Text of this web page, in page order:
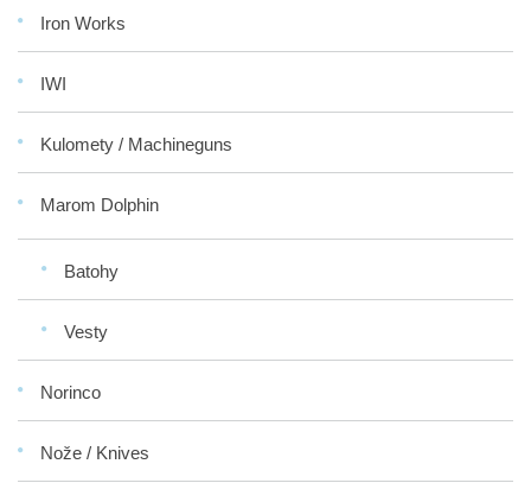
Iron Works
IWI
Kulomety / Machineguns
Marom Dolphin
Batohy
Vesty
Norinco
Nože / Knives